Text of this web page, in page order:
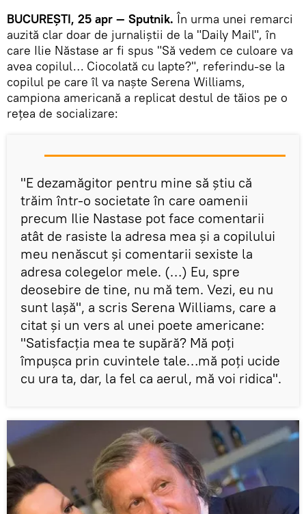
BUCUREȘTI, 25 apr — Sputnik. În urma unei remarci
auzită clar doar de jurnaliştii de la "Daily Mail", în
care Ilie Năstase ar fi spus "Să vedem ce culoare va
avea copilul… Ciocolată cu lapte?", referindu-se la
copilul pe care îl va naște Serena Williams,
campiona americană a replicat destul de tăios pe o
rețea de socializare:
"E dezamăgitor pentru mine să ştiu că
trăim într-o societate în care oamenii
precum Ilie Nastase pot face comentarii
atât de rasiste la adresa mea şi a copilului
meu nenăscut şi comentarii sexiste la
adresa colegelor mele. (…) Eu, spre
deosebire de tine, nu mă tem. Vezi, eu nu
sunt laşă", a scris Serena Williams, care a
citat și un vers al unei poete americane:
"Satisfacţia mea te supără? Mă poţi
împuşca prin cuvintele tale…mă poţi ucide
cu ura ta, dar, la fel ca aerul, mă voi ridica".